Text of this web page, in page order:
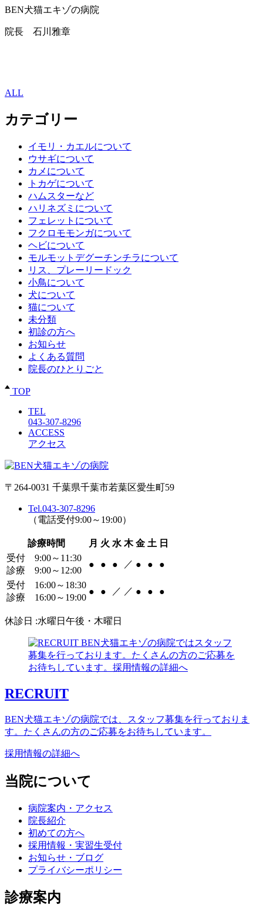
BEN犬猫エキゾの病院
院長 石川雅章
ALL
カテゴリー
イモリ・カエルについて
ウサギについて
カメについて
トカゲについて
ハムスターなど
ハリネズミについて
フェレットについて
フクロモモンガについて
ヘビについて
モルモットデグーチンチラについて
リス、プレーリードック
小鳥について
犬について
猫について
未分類
初診の方へ
お知らせ
よくある質問
院長のひとりごと
TOP
TEL
043-307-8296
ACCESS
アクセス
〒264-0031 千葉県千葉市若葉区愛生町59
Tel.043-307-8296
（電話受付9:00～19:00）
診療時間 月 火 水 木 金 土 日
受付 9:00～11:30
診療 9:00～12:00
● ● ● ／ ● ● ●
受付 16:00～18:30
診療 16:00～19:00
● ● ／ ／ ● ● ●
休診日 :水曜日午後・木曜日
RECRUIT
BEN犬猫エキゾの病院では、スタッフ募集を行っておりま
す。たくさんの方のご応募をお待ちしています。
採用情報の詳細へ
当院について
病院案内・アクセス
院長紹介
初めての方へ
採用情報・実習生受付
お知らせ・ブログ
プライバシーポリシー
診療案内